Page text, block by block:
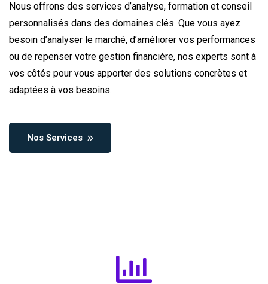
Nous offrons des services d’analyse, formation et conseil
personnalisés dans des domaines clés. Que vous ayez
besoin d’analyser le marché, d’améliorer vos performances
ou de repenser votre gestion financière, nos experts sont à
vos côtés pour vous apporter des solutions concrètes et
adaptées à vos besoins.
Nos Services